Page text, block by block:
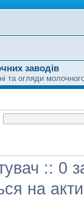
заводів
та огляди
:: 0
на